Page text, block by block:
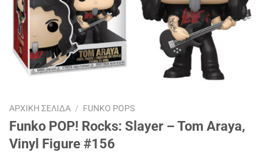
ΑΡΧΙΚΉ ΣΕΛΊΔΑ / FUNKO POPS
Funko POP! Rocks: Slayer – Tom Araya,
Vinyl Figure #156